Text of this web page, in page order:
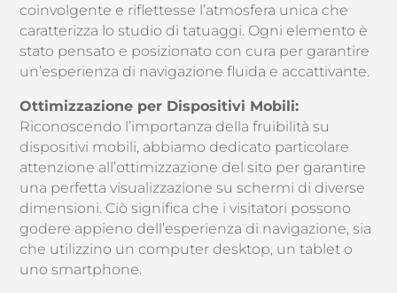
coinvolgente e riflettesse l’atmosfera unica che
caratterizza lo studio di tatuaggi. Ogni elemento è
stato pensato e posizionato con cura per garantire
un’esperienza di navigazione fluida e accattivante.
Ottimizzazione per Dispositivi Mobili:
Riconoscendo l’importanza della fruibilità su
dispositivi mobili, abbiamo dedicato particolare
attenzione all’ottimizzazione del sito per garantire
una perfetta visualizzazione su schermi di diverse
dimensioni. Ciò significa che i visitatori possono
godere appieno dell’esperienza di navigazione, sia
che utilizzino un computer desktop, un tablet o
uno smartphone.